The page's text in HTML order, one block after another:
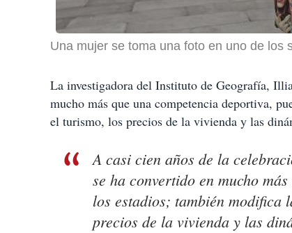
Una mujer se toma una foto en uno de los
La investigadora del Instituto de Geografía,
mucho más que una competencia deportiva,
el turismo, los precios de la vivienda y las
A casi cien años de la
se ha convertido en mucho
los estadios; también
precios de la vivienda y las